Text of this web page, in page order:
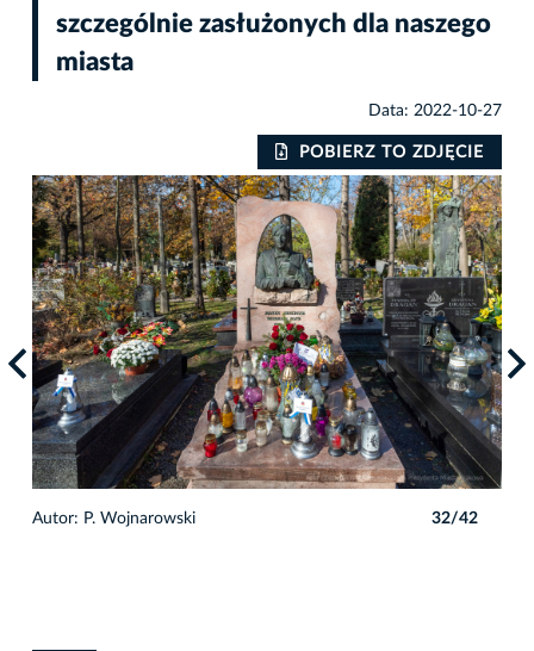
szczególnie zasłużonych dla naszego
miasta
Data: 2022-10-27
POBIERZ TO ZDJĘCIE
Autor: P. Wojnarowski 32/42